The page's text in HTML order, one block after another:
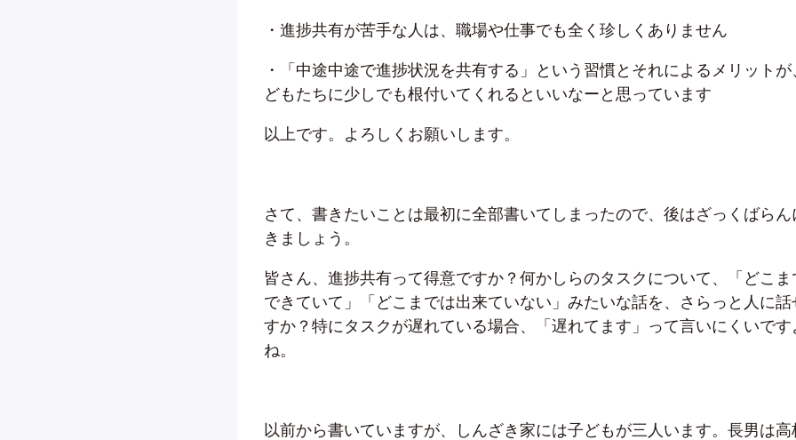
・進捗共有が苦手な人は、職場や仕事でも全く珍しくありません
・「中途中途で進捗状況を共有する」という習慣とそれによるメリットが
どもたちに少しでも根付いてくれるといいなーと思っています
以上です。よろしくお願いします。
さて、書きたいことは最初に全部書いてしまったので、後はざっくばらん
きましょう。
皆さん、進捗共有って得意ですか？何かしらのタスクについて、「どこま
できていて」「どこまでは出来ていない」みたいな話を、さらっと人に話
すか？特にタスクが遅れている場合、「遅れてます」って言いにくいです
ね。
以前から書いていますが、しんざき家には子どもが三人います。長男は高